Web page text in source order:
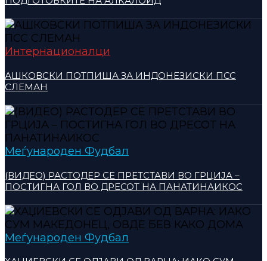
Интернационалци
АШКОВСКИ ПОТПИША ЗА ИНДОНЕЗИСКИ ПСС
СЛЕМАН
Меѓународен Фудбал
(ВИДЕО) РАСТОДЕР СЕ ПРЕТСТАВИ ВО ГРЦИЈА –
ПОСТИГНА ГОЛ ВО ДРЕСОТ НА ПАНАТИНАИКОС
Меѓународен Фудбал